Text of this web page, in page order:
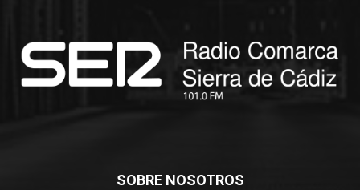
SOBRE NOSOTROS